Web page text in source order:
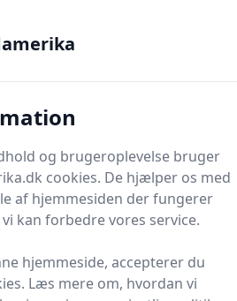
Fodbold i
og brugeroplevelse bruger
cookies. De hjælper os med
af hjemmesiden der fungerer
kan forbedre vores service.
hjemmeside, accepterer du
Læs mere om, hvordan vi